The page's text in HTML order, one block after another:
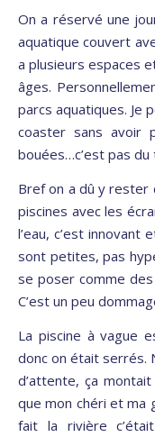
On a réservé une
aquatique couvert
a plusieurs espaces
âges.
parcs aquatiques. Je
coaster sans avoir
bouées…c’est pas
Bref on a dû y rester
piscines avec les
l’eau, c’est innovant
sont petites, pas
se poser comme
C’est un peu
La piscine à vague
donc on était serrés.
d’attente, ça
que mon chéri et ma
fait la rivière